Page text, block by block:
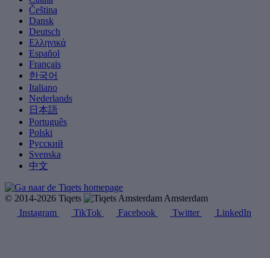
Čeština
Dansk
Deutsch
Ελληνικά
Español
Français
한국어
Italiano
Nederlands
日本語
Português
Polski
Русский
Svenska
中文
© 2014-2026 Tiqets
Amsterdam
Instagram
TikTok Facebook Twitter LinkedIn